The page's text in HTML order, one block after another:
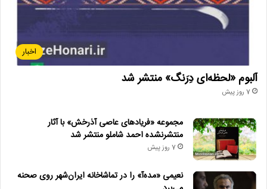
اخبار
آلبوم «لحظه‌ای دِرَنگ» منتشر شد
7 روز پیش
مجموعه «فریادهای عاصی آذرخش» با آثار
منتشرنشده احمد شاملو منتشر شد
7 روز پیش
نعیمی «مده‌آ» را در تماشاخانه ایران‌شهر روی صحنه